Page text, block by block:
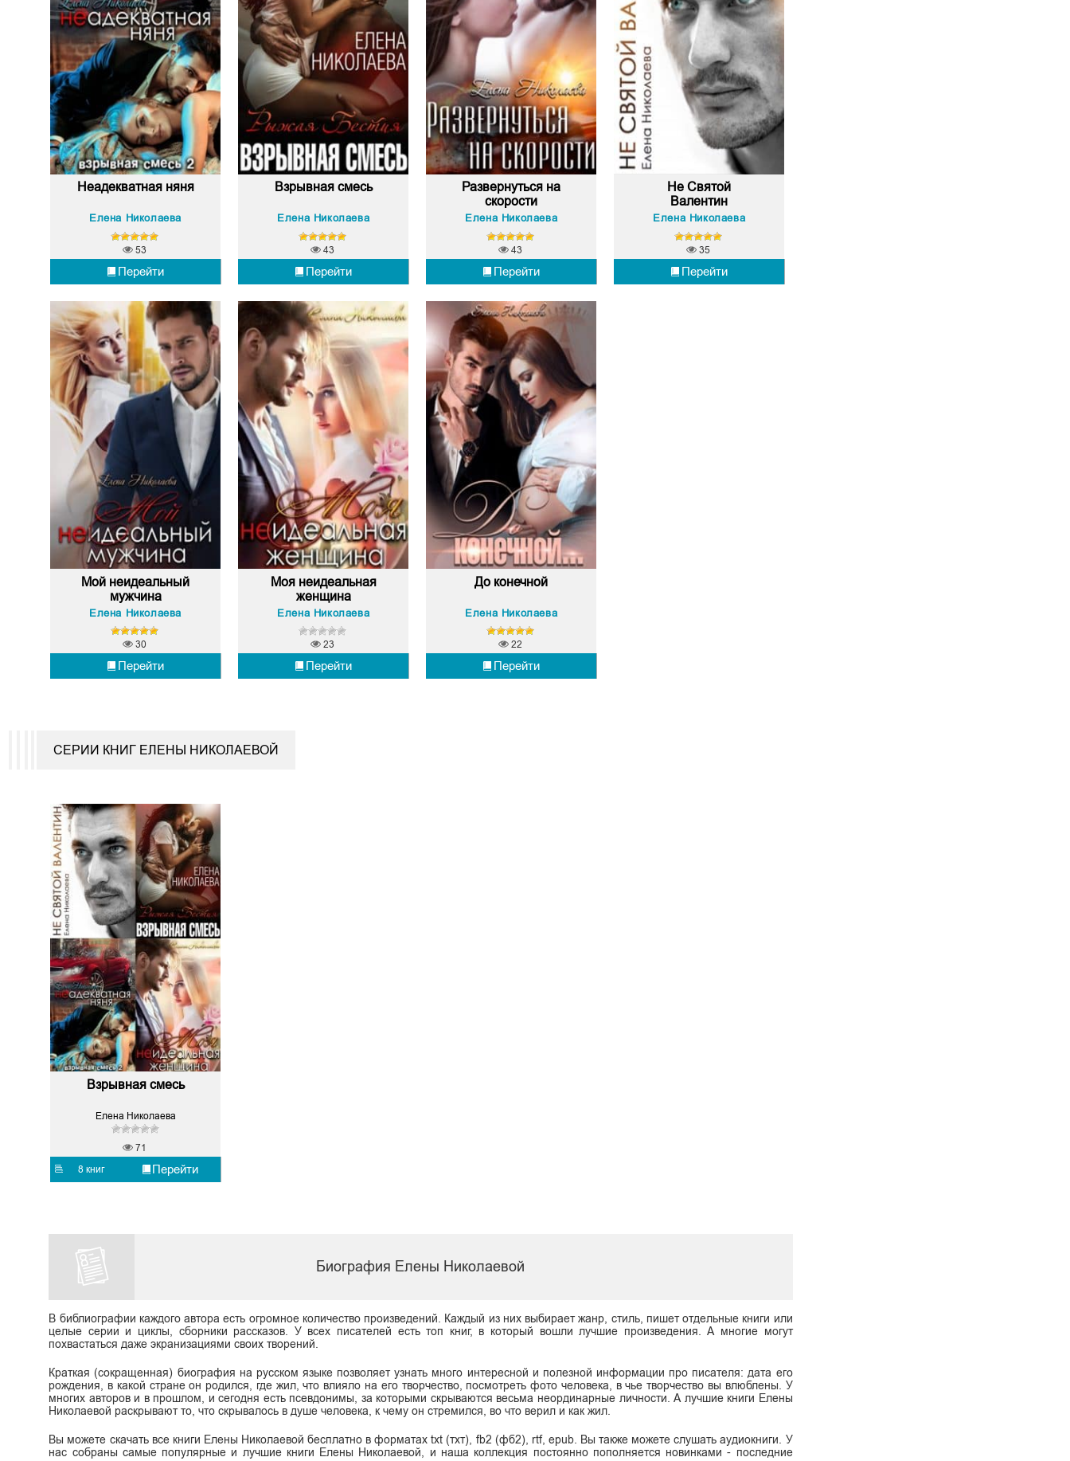
Неадекватная няня
Елена Николаева
Перейти
53
Взрывная смесь
Елена Николаева
Перейти
43
Развернуться на
скорости
Елена Николаева
Перейти
43
Не Святой
Валентин
Елена Николаева
Перейти
35
Мой неидеальный
мужчина
Елена Николаева
Перейти
30
Моя неидеальная
женщина
Елена Николаева
Перейти
23
До конечной
Елена Николаева
Перейти
22
СЕРИИ КНИГ ЕЛЕНЫ НИКОЛАЕВОЙ
Взрывная смесь
Елена Николаева
8 книг Перейти
71
Биография Елены Николаевой
В библиографии каждого автора есть огромное количество произведений. Каждый из них выбирает жанр, стиль, пишет отдельные книги или
целые серии и циклы, сборники рассказов. У всех писателей есть топ книг, в который вошли лучшие произведения. А многие могут
похвастаться даже экранизациями своих творений.
Краткая (сокращенная) биография на русском языке позволяет узнать много интересной и полезной информации про писателя: дата его
рождения, в какой стране он родился, где жил, что влияло на его творчество, посмотреть фото человека, в чье творчество вы влюблены. У
многих авторов и в прошлом, и сегодня есть псевдонимы, за которыми скрываются весьма неординарные личности. А лучшие книги Елены
Николаевой раскрывают то, что скрывалось в душе человека, к чему он стремился, во что верил и как жил.
Вы можете скачать все книги Елены Николаевой бесплатно в форматах txt (тхт), fb2 (фб2), rtf, epub. Вы также можете слушать аудиокниги. У
нас собраны самые популярные и лучшие книги Елены Николаевой, и наша коллекция постоянно пополняется новинками - последние